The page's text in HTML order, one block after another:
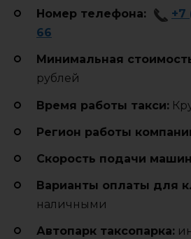
Номер телефона:
+7
66
Минимальная
рублей
Время работы такси:
Регион работы
Cкорость подачи
Варианты оплаты для
наличными
Автопарк таксопарка: